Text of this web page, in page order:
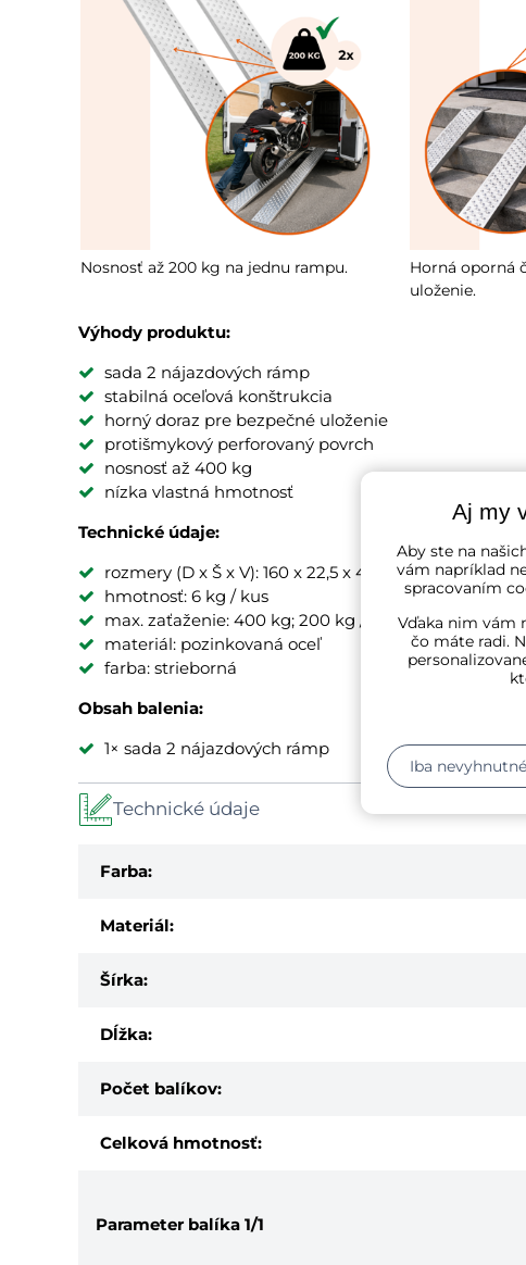
Nosnosť až 200 kg na jednu rampu.
Horná oporná
uloženie.
Výhody produktu:
sada 2 nájazdových rámp
stabilná oceľová konštrukcia
horný doraz pre bezpečné uloženie
protišmykový perforovaný povrch
nosnosť až 400 kg
nízka vlastná hmotnosť
Technické údaje:
rozmery (D x Š x V): 160 x 22,5 x 4,5 cm
hmotnosť: 6 kg / kus
max. zaťaženie: 400 kg; 200 kg / kus
materiál: pozinkovaná oceľ
farba: strieborná
Obsah balenia:
1× sada 2 nájazdových rámp
Technické údaje
Farba:
Materiál:
Šírka:
Dĺžka:
Počet balíkov:
Celková hmotnosť:
Parameter balíka 1/1
Aj my
Aby ste na
vám napríklad
spracovaním
Vďaka nim vám
čo máte radi.
Iba nevyhnutné